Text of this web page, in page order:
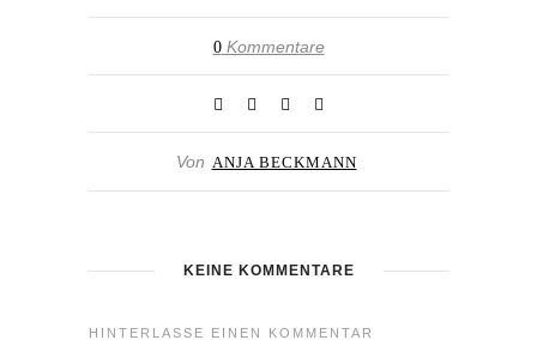
0Kommentare
Von ANJA BECKMANN
KEINE KOMMENTARE
HINTERLASSE EINEN KOMMENTAR